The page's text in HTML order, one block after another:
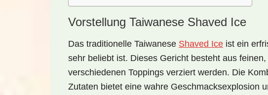
Vorstellung Taiwanese Shaved Ice
Das traditionelle Taiwanese Shaved Ice ist ein
sehr beliebt ist. Dieses Gericht besteht aus
verschiedenen Toppings verziert werden. Die
Zutaten bietet eine wahre Geschmacksexplosion